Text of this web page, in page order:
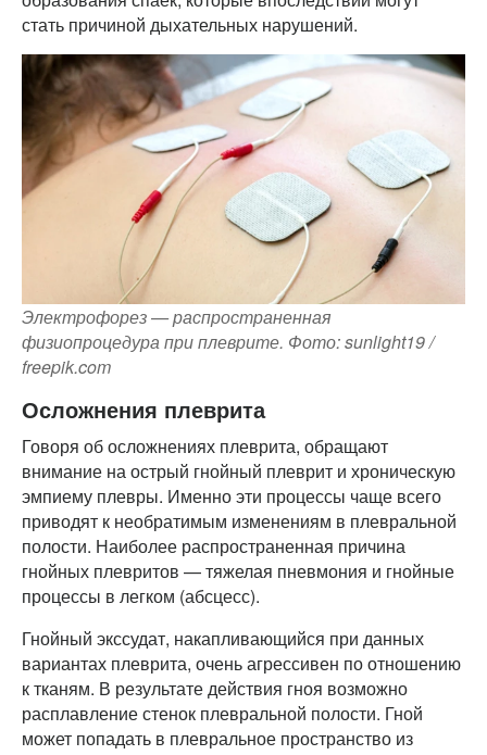
стать причиной дыхательных нарушений.
Электрофорез — распространенная
физиопроцедура при плеврите. Фото: sunlight19 /
freepik.com
Осложнения плеврита
Говоря об осложнениях плеврита, обращают
внимание на острый гнойный плеврит и хроническую
эмпиему плевры. Именно эти процессы чаще всего
приводят к необратимым изменениям в плевральной
полости. Наиболее распространенная причина
гнойных плевритов — тяжелая пневмония и гнойные
процессы в легком (абсцесс).
Гнойный экссудат, накапливающийся при данных
вариантах плеврита, очень агрессивен по отношению
к тканям. В результате действия гноя возможно
расплавление стенок плевральной полости. Гной
может попадать в плевральное пространство из